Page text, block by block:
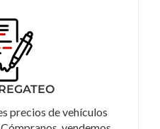
precios de vehículos